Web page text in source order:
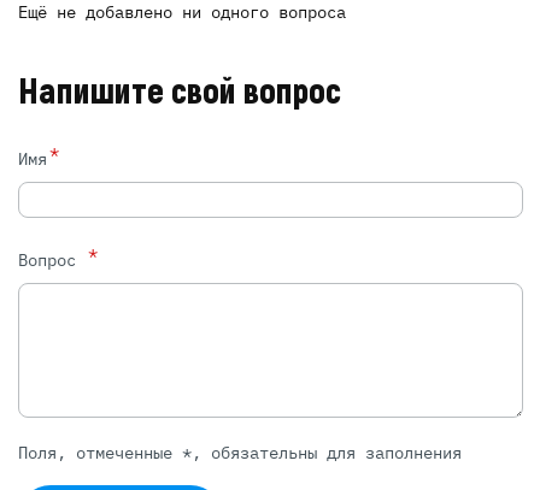
Ещё не добавлено ни одного вопроса
Напишите свой вопрос
Имя*
Вопрос *
Поля, отмеченные *, обязательны для заполнения